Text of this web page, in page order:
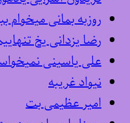
روزبه بمانی
رضا یزدانی یخ
علی یاسینی
نیواد غریبه
امیر عظیمی بت